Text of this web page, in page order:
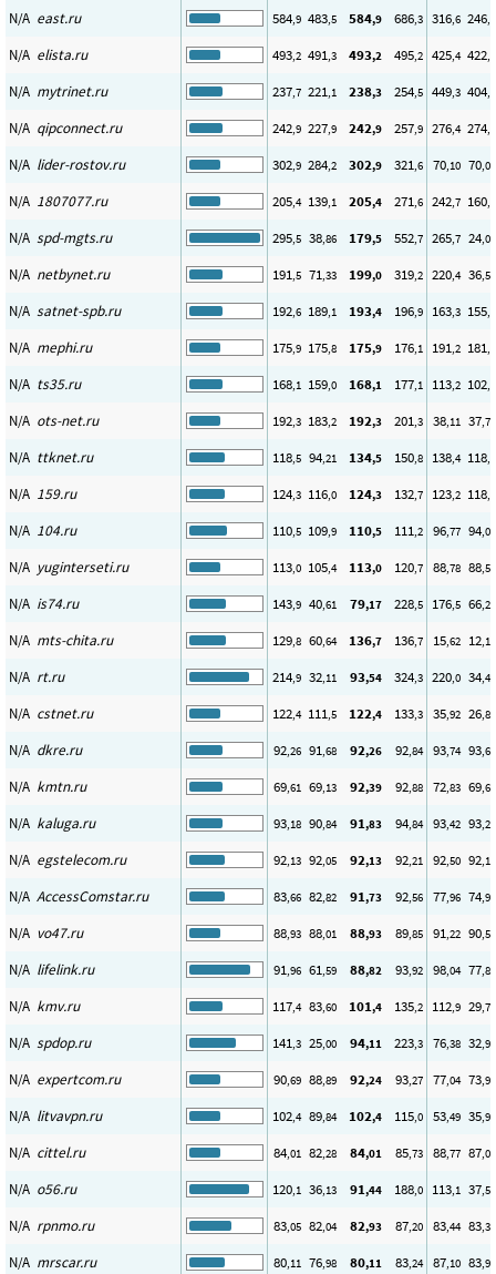
N/A east.ru 584,9 483,5 584,9 686,3 316,6 246,1
N/A elista.ru 493,2 491,3 493,2 495,2 425,4 422,1
N/A mytrinet.ru 237,7 221,1 238,3 254,5 449,3 404,3
N/A qipconnect.ru 242,9 227,9 242,9 257,9 276,4 274,6
N/A lider-rostov.ru 302,9 284,2 302,9 321,6 70,10 70,05
N/A 1807077.ru 205,4 139,1 205,4 271,6 242,7 160,9
N/A spd-mgts.ru 295,5 38,86 179,5 552,7 265,7 24,04
N/A netbynet.ru 191,5 71,33 199,0 319,2 220,4 36,53
N/A satnet-spb.ru 192,6 189,1 193,4 196,9 163,3 155,1
N/A mephi.ru 175,9 175,8 175,9 176,1 191,2 181,1
N/A ts35.ru 168,1 159,0 168,1 177,1 113,2 102,3
N/A ots-net.ru 192,3 183,2 192,3 201,3 38,11 37,77
N/A ttknet.ru 118,5 94,21 134,5 150,8 138,4 118,4
N/A 159.ru 124,3 116,0 124,3 132,7 123,2 118,0
N/A 104.ru 110,5 109,9 110,5 111,2 96,77 94,00
N/A yuginterseti.ru 113,0 105,4 113,0 120,7 88,78 88,57
N/A is74.ru 143,9 40,61 79,17 228,5 176,5 66,26
N/A mts-chita.ru 129,8 60,64 136,7 136,7 15,62 12,16
N/A rt.ru 214,9 32,11 93,54 324,3 220,0 34,42
N/A cstnet.ru 122,4 111,5 122,4 133,3 35,92 26,84
N/A dkre.ru 92,26 91,68 92,26 92,84 93,74 93,68
N/A kmtn.ru 69,61 69,13 92,39 92,88 72,83 69,66
N/A kaluga.ru 93,18 90,84 91,83 94,84 93,42 93,20
N/A egstelecom.ru 92,13 92,05 92,13 92,21 92,50 92,17
N/A AccessComstar.ru 83,66 82,82 91,73 92,56 77,96 74,95
N/A vo47.ru 88,93 88,01 88,93 89,85 91,22 90,57
N/A lifelink.ru 91,96 61,59 88,82 93,92 98,04 77,83
N/A kmv.ru 117,4 83,60 101,4 135,2 112,9 29,72
N/A spdop.ru 141,3 25,00 94,11 223,3 76,38 32,96
N/A expertcom.ru 90,69 88,89 92,24 93,27 77,04 73,94
N/A litvavpn.ru 102,4 89,84 102,4 115,0 53,49 35,97
N/A cittel.ru 84,01 82,28 84,01 85,73 88,77 87,01
N/A o56.ru 120,1 36,13 91,44 188,0 113,1 37,56
N/A rpnmo.ru 83,05 82,04 82,93 87,20 83,44 83,37
N/A mrscar.ru 80,11 76,98 80,11 83,24 87,10 83,99